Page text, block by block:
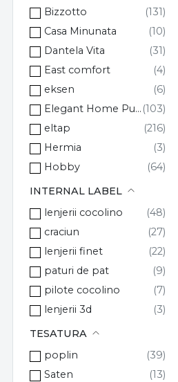
Bizzotto
Casa Minunata
Dantela Vita
East comfort
eksen
Elegant Home Pucioasa
eltap
Hermia
Hobby
JoJo Home
Kelektron
mauro ferreti
MOISES
Roxyma dream
songmics
VASAGLE
Yes
INTERNAL LABEL
lenjerii cocolino
craciun
lenjerii finet
paturi de pat
pilote cocolino
lenjerii 3d
TESATURA
poplin
Saten